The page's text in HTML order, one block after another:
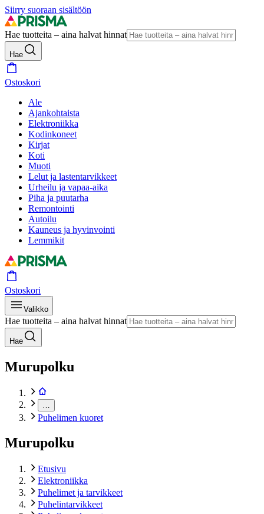
Siirry suoraan sisältöön
Hae tuotteita – aina halvat hinnat
Hae
Ostoskori
Ale
Ajankohtaista
Elektroniikka
Kodinkoneet
Kirjat
Koti
Muoti
Lelut ja lastentarvikkeet
Urheilu ja vapaa-aika
Piha ja puutarha
Remontointi
Autoilu
Kauneus ja hyvinvointi
Lemmikit
Ostoskori
Valikko
Hae tuotteita – aina halvat hinnat
Hae
Murupolku
Puhelimen kuoret
Murupolku
Etusivu
Elektroniikka
Puhelimet ja tarvikkeet
Puhelintarvikkeet